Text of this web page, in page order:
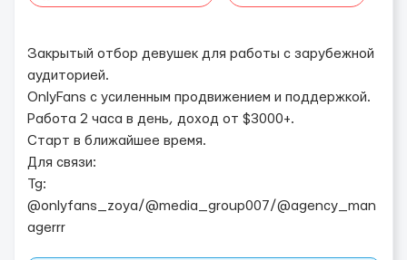
​Закрытый отбор девушек для работы с зарубежной
аудиторией.
OnlyFans с усиленным продвижением и поддержкой.
Работа 2 часа в день, доход от $3000+.
Старт в ближайшее время.
Для связи:
Tg:
@onlyfans_zoya/@media_group007/@agency_man
agerrr